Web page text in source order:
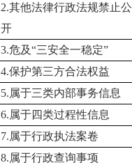
2.其他法律行政法规禁止公
开
3.危及“三安全一稳定”
4.保护第三方合法权益
5.属于三类内部事务信息
6.属于四类过程性信息
7.属于行政执法案卷
8.属于行政查询事项